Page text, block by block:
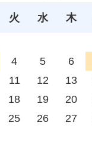
火 水 木
4 5 6
11 12 13
18 19 20
25 26 27